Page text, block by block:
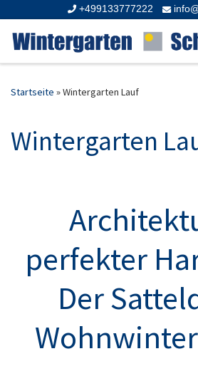
Zum Inhalt springen
+499133777222
Startseite »Wintergarten Lauf
Wintergarten
perfekter
Der